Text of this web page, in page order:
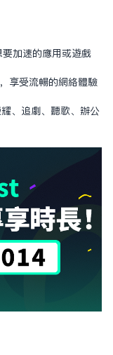
加速的應用或遊戲
享受流暢的網絡體驗
、追劇、聽歌、辦公